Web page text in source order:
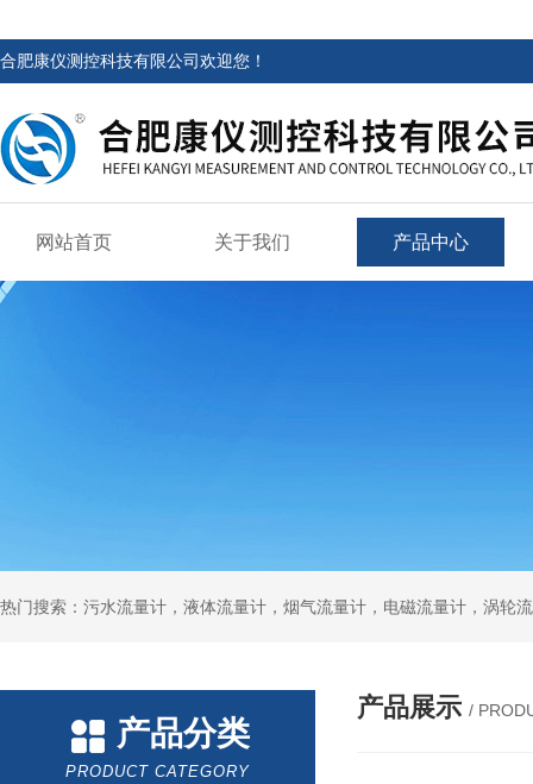
合肥康仪测控科技有限公司欢迎您！
网站首页 关于我们 产品中心
产品分类
PRODUCT CATEGORY
产品展示 /